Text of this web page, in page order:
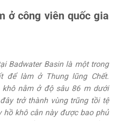
ở công viên quốc gia
Badwater Basin là một trong
để làm ở Thung lũng Chết.
khô nằm ở độ sâu 86 m dưới
trở thành vùng trũng tồi tệ
khô cằn này được bao phủ